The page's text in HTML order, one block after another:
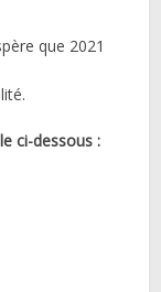
que 2021
ci-dessous :